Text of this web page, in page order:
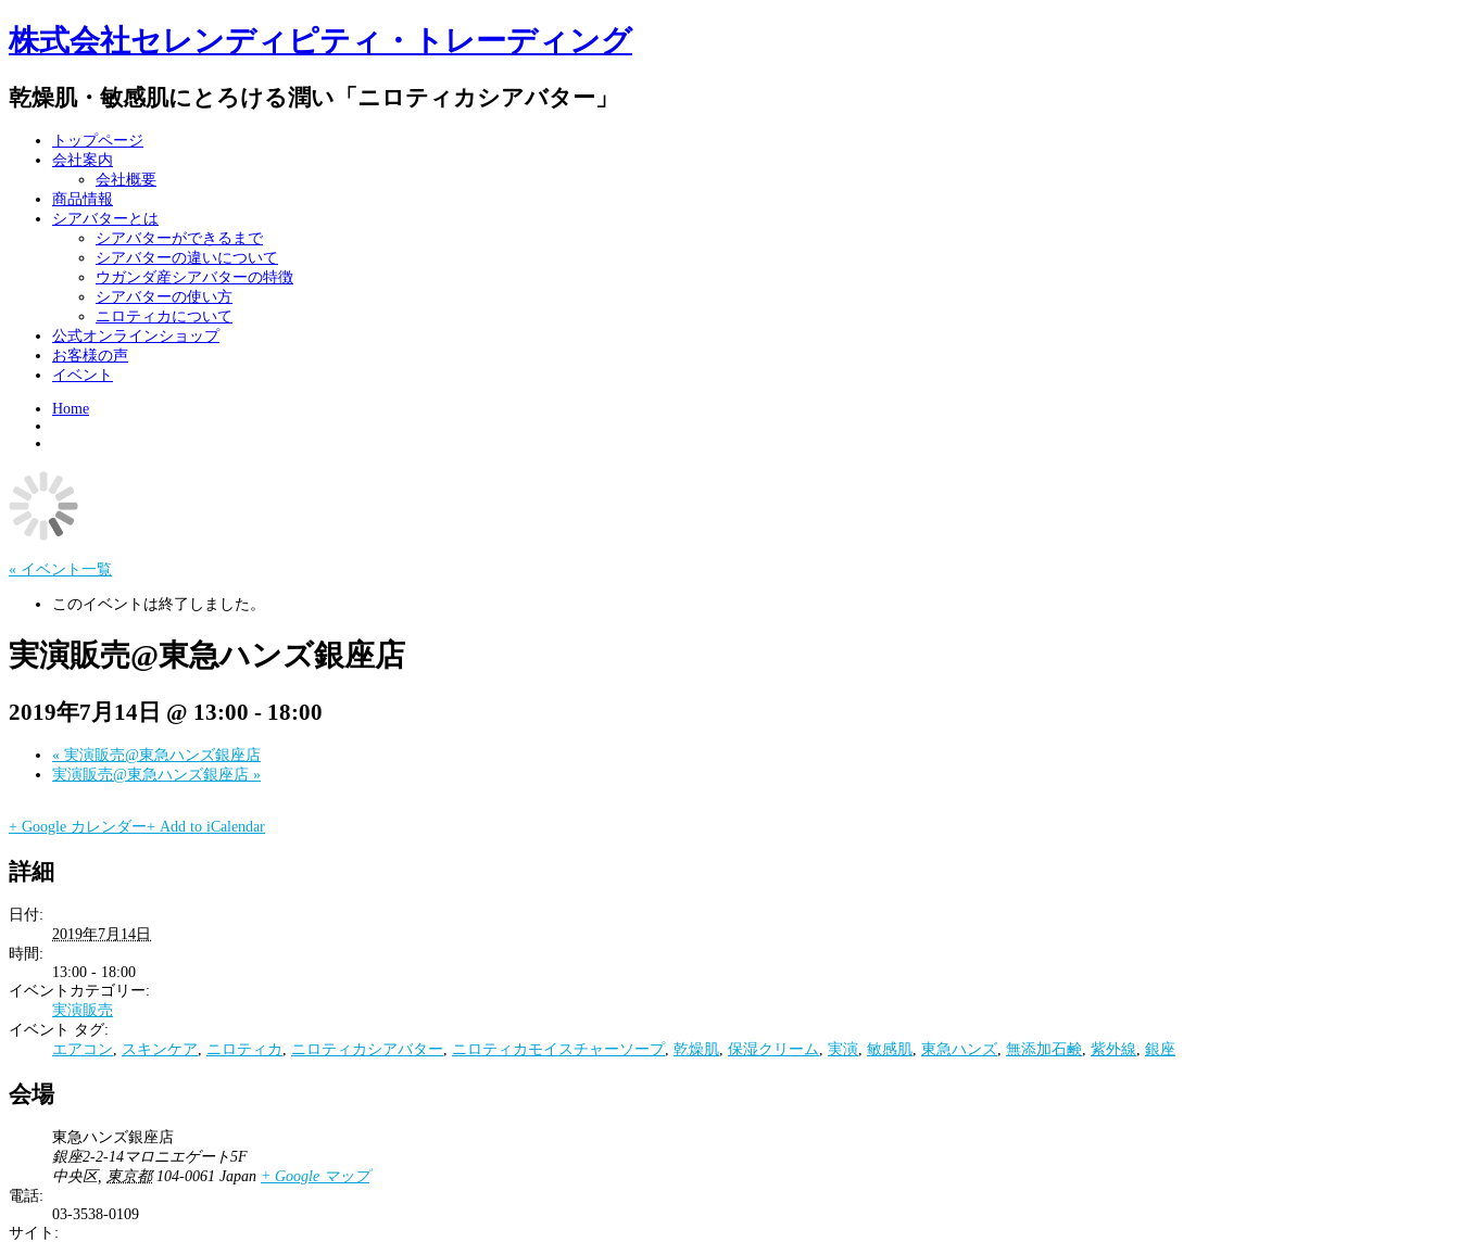
株式会社セレンディピティ・トレーディング
乾燥肌・敏感肌にとろける潤い「ニロティカシアバター」
トップページ
会社案内
会社概要
商品情報
シアバターとは
シアバターができるまで
シアバターの違いについて
ウガンダ産シアバターの特徴
シアバターの使い方
ニロティカについて
公式オンラインショップ
お客様の声
イベント
Home
« イベント一覧
このイベントは終了しました。
実演販売@東急ハンズ銀座店
2019年7月14日 @ 13:00 - 18:00
« 実演販売@東急ハンズ銀座店
実演販売@東急ハンズ銀座店 »
+ Google カレンダー+ Add to iCalendar
詳細
日付:
2019年7月14日
時間:
13:00 - 18:00
イベントカテゴリー:
実演販売
イベント タグ:
エアコン, スキンケア, ニロティカ , ニロティカシアバター, ニロティカモイスチャーソープ, 乾燥肌, 保湿クリーム, 実演, 敏感肌, 東急ハンズ, 無添加石鹸, 紫外線, 銀座
会場
東急ハンズ銀座店
銀座2-2-14マロニエゲート5F
中央区
東京都 104-0061 Japan + Google マップ
電話:
03-3538-0109
サイト: